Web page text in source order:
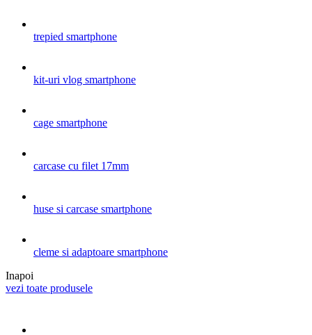
trepied smartphone
kit-uri vlog smartphone
cage smartphone
carcase cu filet 17mm
huse si carcase smartphone
cleme si adaptoare smartphone
Inapoi
vezi toate produsele